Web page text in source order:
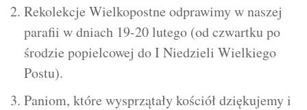
Rekolekcje Wielkopostne odprawimy w naszej
parafii w dniach 19-20 lutego (od czwartku po
środzie popielcowej do I Niedzieli Wielkiego
Postu).
Paniom, które wysprzątały kościół dziękujemy i